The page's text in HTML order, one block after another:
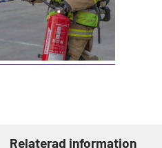
Relaterad information